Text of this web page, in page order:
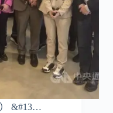
） &#13…